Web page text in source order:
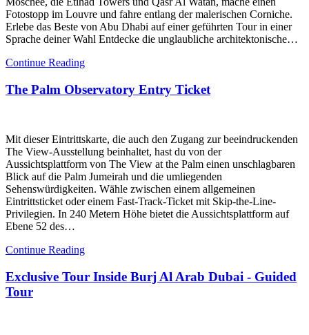
Fotostopp im Louvre und fahre entlang der malerischen Corniche.
Erlebe das Beste von Abu Dhabi auf einer geführten Tour in einer
Sprache deiner Wahl Entdecke die unglaubliche architektonische…
Continue Reading
The Palm Observatory Entry Ticket
Mit dieser Eintrittskarte, die auch den Zugang zur beeindruckenden
The View-Ausstellung beinhaltet, hast du von der
Aussichtsplattform von The View at the Palm einen unschlagbaren
Blick auf die Palm Jumeirah und die umliegenden
Sehenswürdigkeiten. Wähle zwischen einem allgemeinen
Eintrittsticket oder einem Fast-Track-Ticket mit Skip-the-Line-
Privilegien. In 240 Metern Höhe bietet die Aussichtsplattform auf
Ebene 52 des…
Continue Reading
Exclusive Tour Inside Burj Al Arab Dubai - Guided
Tour